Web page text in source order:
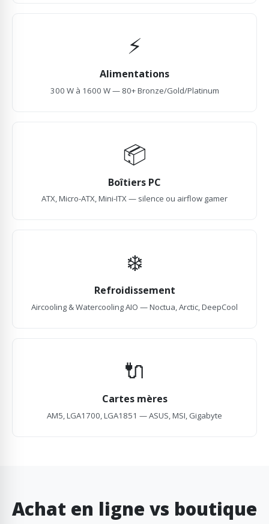
⚡
Alimentations
300 W à 1600 W — 80+ Bronze/Gold/Platinum
📦
Boîtiers PC
ATX, Micro-ATX, Mini-ITX — silence ou airflow gamer
❄️
Refroidissement
Aircooling & Watercooling AIO — Noctua, Arctic, DeepCool
🔌
Cartes mères
AM5, LGA1700, LGA1851 — ASUS, MSI, Gigabyte
Achat en ligne vs boutique